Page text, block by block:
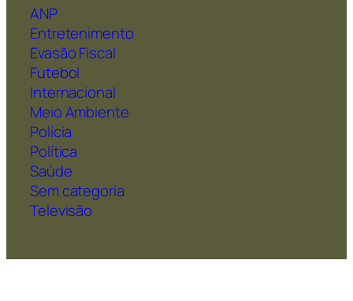
ANP
Entretenimento
Evasão Fiscal
Futebol
Internacional
Meio Ambiente
Polícia
Política
Saúde
Sem categoria
Televisão